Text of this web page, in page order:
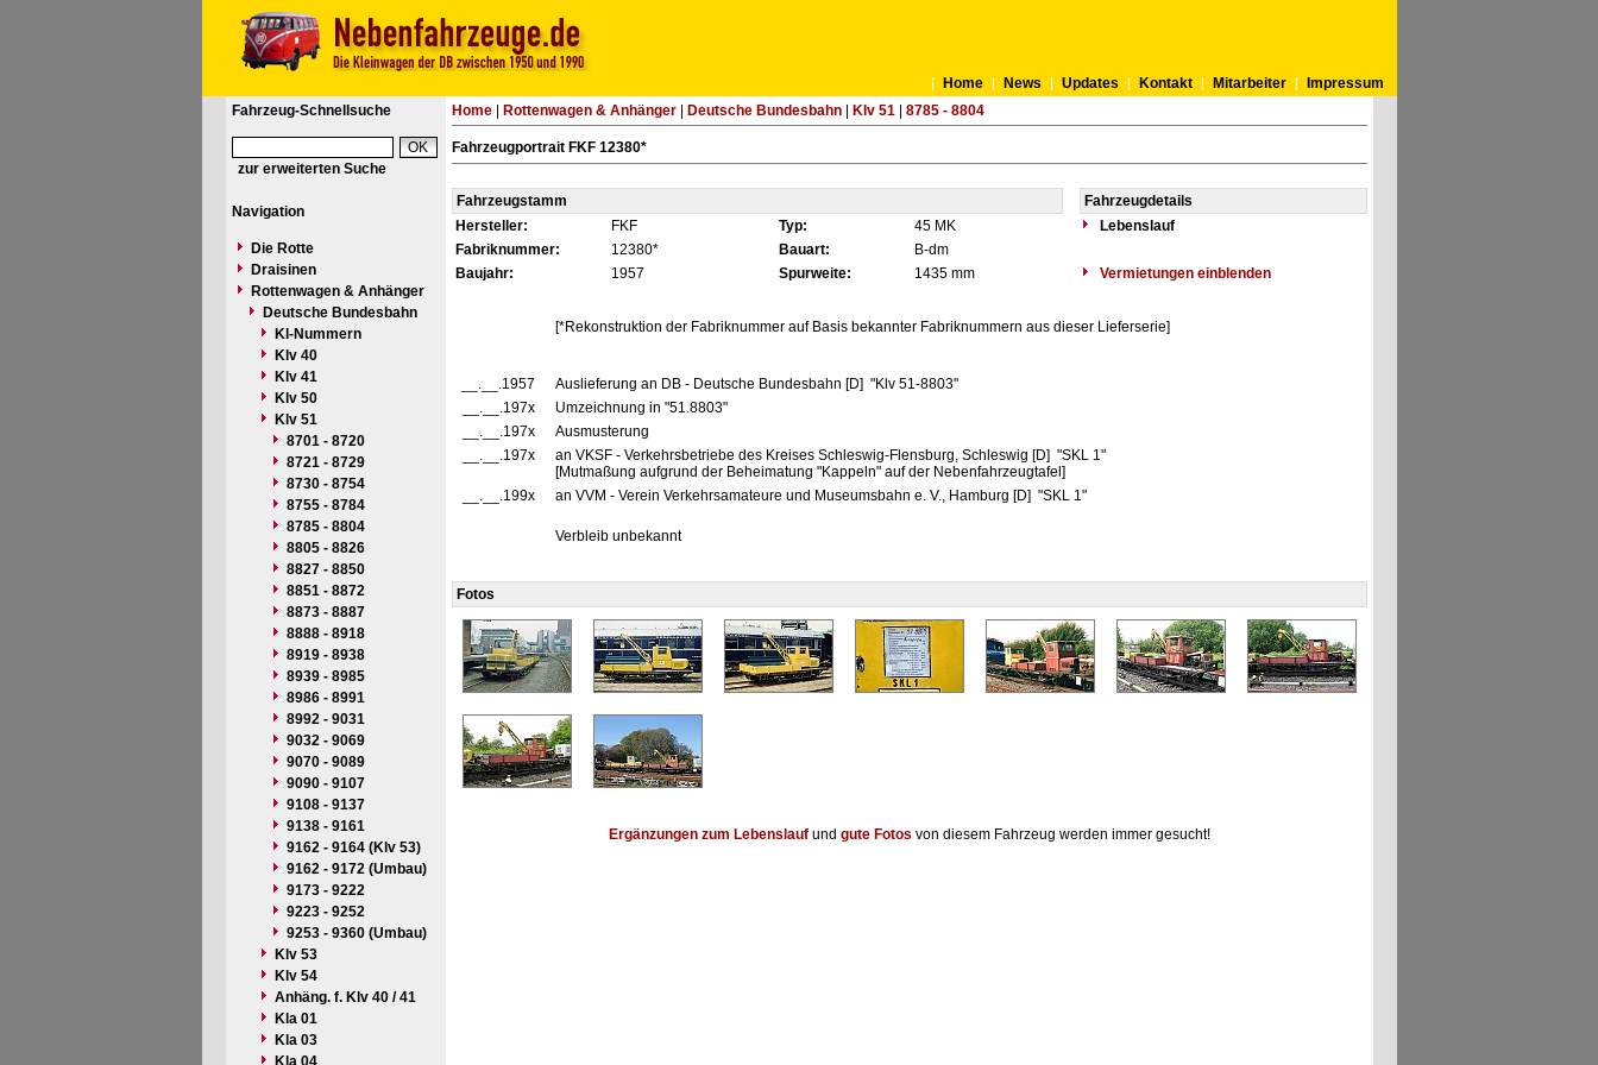
Home News Updates Kontakt Mitarbeiter
Impressum
Fahrzeug-Schnellsuche
zur erweiterten Suche
Navigation
Die Rotte
Draisinen
Rottenwagen & Anhänger
Deutsche Bundesbahn
Kl-Nummern
Klv 40
Klv 41
Klv 50
Klv 51
8701 - 8720
8721 - 8729
8730 - 8754
8755 - 8784
8785 - 8804
8805 - 8826
8827 - 8850
8851 - 8872
8873 - 8887
8888 - 8918
8919 - 8938
8939 - 8985
8986 - 8991
8992 - 9031
9032 - 9069
9070 - 9089
9090 - 9107
9108 - 9137
9138 - 9161
9162 - 9164 (Klv 53)
9162 - 9172 (Umbau)
9173 - 9222
9223 - 9252
9253 - 9360 (Umbau)
Klv 53
Klv 54
Anhäng. f. Klv 40 / 41
Kla 01
Kla 03
Kla 04
Home| Rottenwagen & Anhänger| Deutsche Bundesbahn| Klv 51| 8785 - 8804
Fahrzeugportrait FKF 12380*
Fahrzeugstamm
Fahrzeugdetails
Hersteller:
FKF Typ: 45 MK
Lebenslauf
Fabriknummer:
12380* Bauart:
B-dm
Baujahr:
1957 Spurweite: 1435 mm Vermietungen einblenden
[*Rekonstruktion der Fabriknummer auf Basis bekannter Fabriknummern aus dieser Lieferserie]
__.__.1957
Auslieferung an DB - Deutsche Bundesbahn [D] "Klv 51-8803"
__.__.197x
Umzeichnung in "51.8803"
__.__.197x
Ausmusterung
__.__.197x
an VKSF - Verkehrsbetriebe des Kreises Schleswig-Flensburg, Schleswig [D] "SKL 1"
[Mutmaßung aufgrund der Beheimatung "Kappeln" auf der Nebenfahrzeugtafel]
__.__.199x
an VVM - Verein Verkehrsamateure und Museumsbahn e. V., Hamburg [D] "SKL 1"
Verbleib unbekannt
Fotos
Ergänzungen zum Lebenslaufund gute Fotos von diesem Fahrzeug werden immer gesucht!